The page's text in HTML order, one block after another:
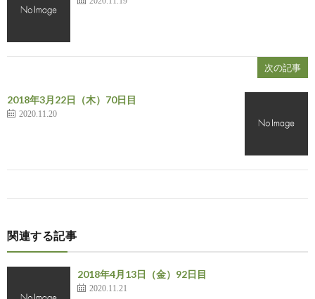
次の記事
2018年3月22日（木）70日目
2020.11.20
関連する記事
2018年4月13日（金）92日目
2020.11.21